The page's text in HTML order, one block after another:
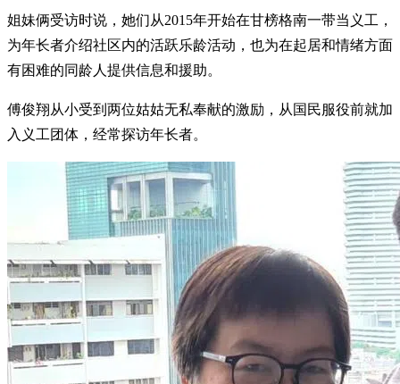
姐妹俩受访时说，她们从2015年开始在甘榜格南一带当义工，
为年长者介绍社区内的活跃乐龄活动，也为在起居和情绪方面
有困难的同龄人提供信息和援助。
傅俊翔从小受到两位姑姑无私奉献的激励，从国民服役前就加
入义工团体，经常探访年长者。